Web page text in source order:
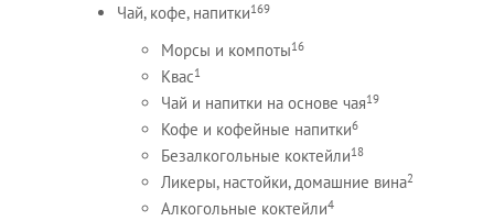
Чай, кофе, напитки169
Морсы и компоты16
Квас1
Чай и напитки на основе чая19
Кофе и кофейные напитки6
Безалкогольные коктейли18
Ликеры, настойки, домашние вина2
Алкогольные коктейли4